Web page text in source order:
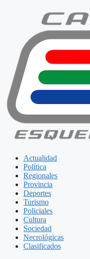
Actualidad
Política
Regionales
Provincia
Deportes
Turismo
Policiales
Cultura
Sociedad
Necrológicas
Clasificados